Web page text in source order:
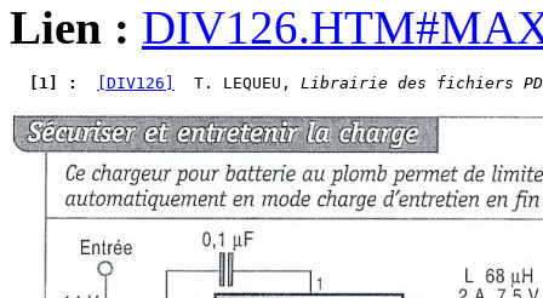
Lien :
  [1] :
[DIV126]
  T. LEQUEU,
Librairie des fichiers